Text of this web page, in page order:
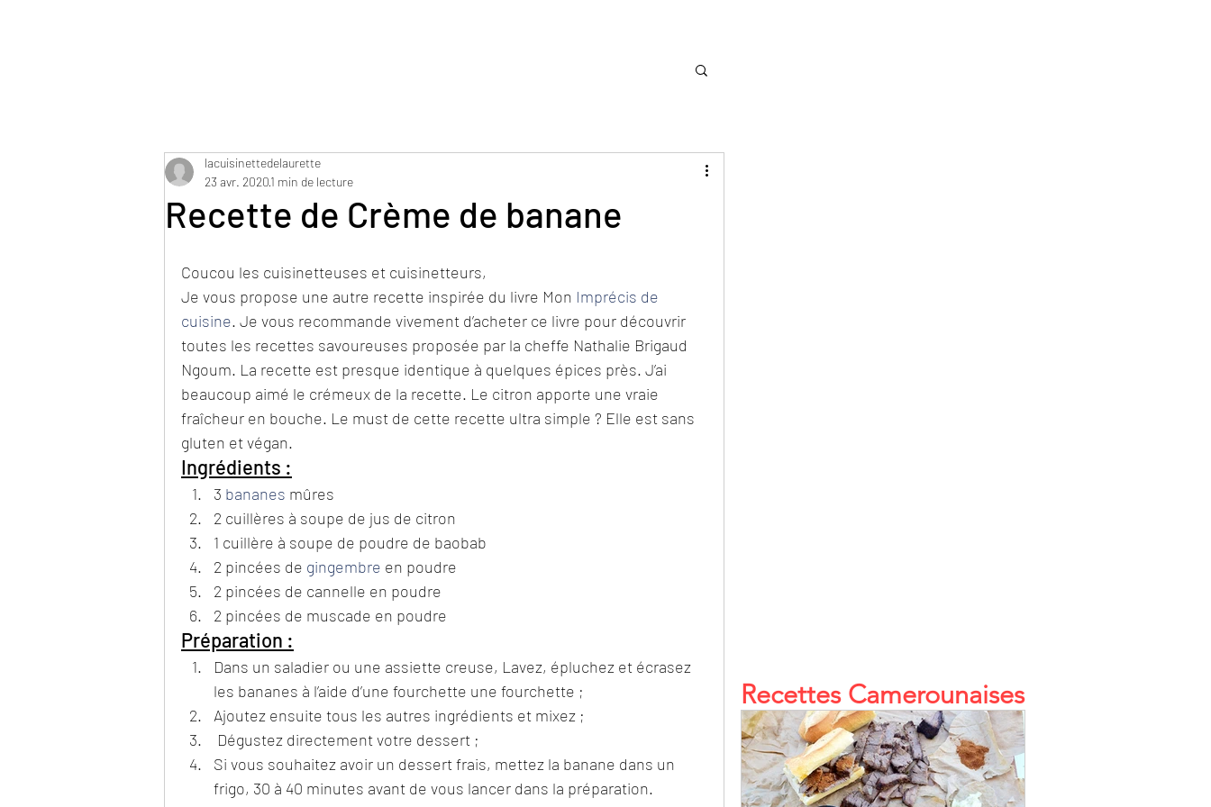
Recette de Crème de banane
lacuisinettedelaurette
23 avr. 20201 min de lecture
Coucou les cuisinetteuses et cuisinetteurs,
Je vous propose une autre recette inspirée du livre Mon Imprécis de
cuisine. Je vous recommande vivement d’acheter ce livre pour découvrir
toutes les recettes savoureuses proposée par la cheffe Nathalie Brigaud
Ngoum. La recette est presque identique à quelques épices près. J’ai
beaucoup aimé le crémeux de la recette. Le citron apporte une vraie
fraîcheur en bouche. Le must de cette recette ultra simple ? Elle est sans
gluten et végan.
Ingrédients :
3 bananes mûres
2 cuillères à soupe de jus de citron
1 cuillère à soupe de poudre de baobab
2 pincées de gingembre en poudre
2 pincées de cannelle en poudre
2 pincées de muscade en poudre
Préparation :
Dans un saladier ou une assiette creuse, Lavez, épluchez et écrasez
les bananes à l’aide d’une fourchette une fourchette ;
Ajoutez ensuite tous les autres ingrédients et mixez ;
Dégustez directement votre dessert ;
Si vous souhaitez avoir un dessert frais, mettez la banane dans un
frigo, 30 à 40 minutes avant de vous lancer dans la préparation.
Recettes Camerounaises